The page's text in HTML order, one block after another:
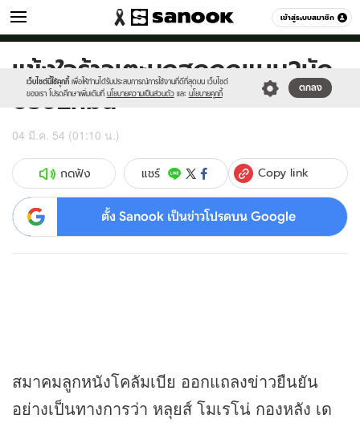
เข้าสู่ระบบสมาชิก
กีฬา หมวดอื่นๆ
เว็บไซต์นี้ใช้คุกกี้ เพื่อให้ท่านได้รับประสบการณ์การใช้งานที่ดีที่สุดบน เว็บไซต์
ของเรา โปรดศึกษาเพิ่มเติมที่ นโยบายความเป็นส่วนตัว และ นโยบายคุกกี้
ตกลง
Sanook
//s.isanook.com/sr/0/images/logo-
new-
sanook.png
600
60
แข้งใจร้าวเตะนกฮูกถูกแบน2นัด
ปรับ2หมื่น
04 มี.ค. 54 (01:10 น.)
กดฟัง แชร์ Copy link
ตั้ง Sanook เป็นข่าวโปรดบน Google
สมาคมลูกหนังโคลัมเบีย ออกแถลงข่าวยืนยัน
อย่างเป็นทางการว่า หลุยส์ โมเรโน่ กองหลัง เด